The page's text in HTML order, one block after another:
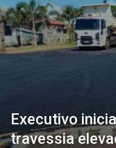
Executivo
travessia